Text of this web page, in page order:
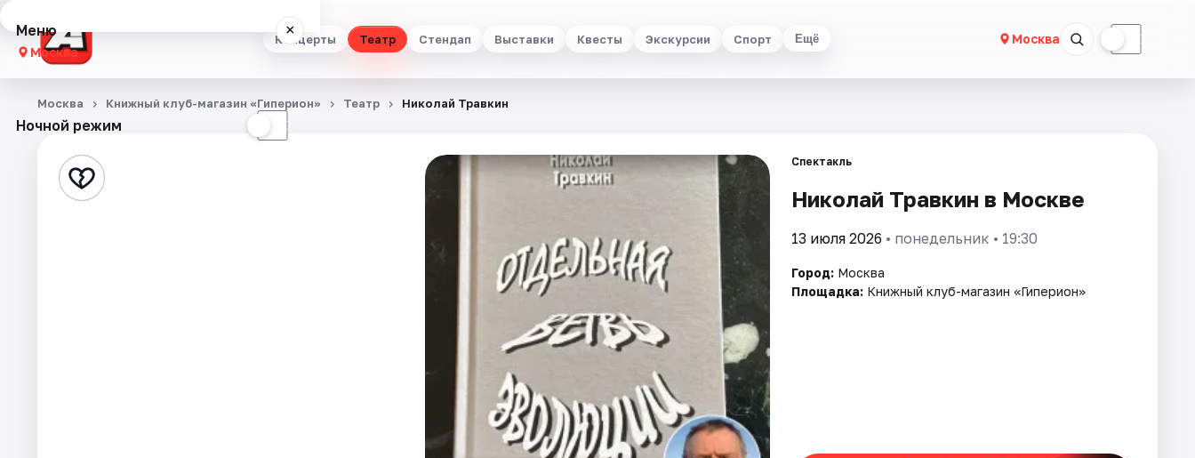
Концерты Театр Стендап Выставки Квесты Экскурсии Спорт Ещё Москва ☾
Меню ×
Москва
Концерты
Стендап
Ночной режим ☾
Москва Книжный клуб-магазин «Гиперион» Театр Николай Травкин
Спектакль
Николай Травкин в Москве
13 июля 2026 • понедельник • 19:30
Город: Москва
Площадка: Книжный клуб-магазин «Гиперион»